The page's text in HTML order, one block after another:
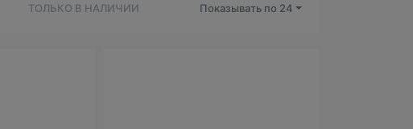
ТОЛЬКО В НАЛИЧИИ Показывать по 24